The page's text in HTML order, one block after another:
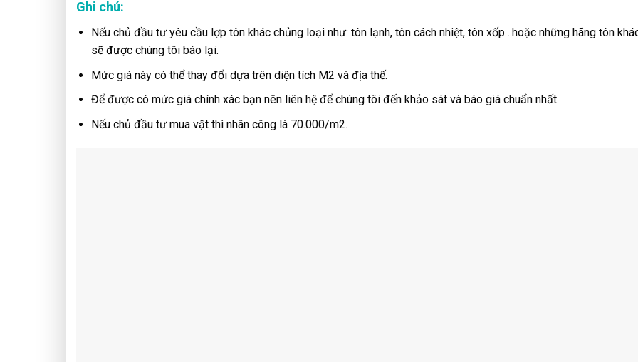
Ghi chú:
Nếu chủ đầu tư yêu cầu lợp tôn khác chủng loại như: tôn lạnh, tôn cách nhiệt, tôn xốp…hoặc những hãng tôn
sẽ được chúng tôi báo lại.
Mức giá này có thể thay đổi dựa trên diện tích M2 và địa thế.
Để được có mức giá chính xác bạn nên liên hệ để chúng tôi đến khảo sát và báo giá chuẩn nhất.
Nếu chủ đầu tư mua vật thì nhân công là 70.000/m2.